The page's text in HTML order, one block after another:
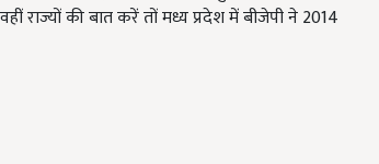
राज्यों की बात करें तों मध्य प्रदेश में बीजेपी ने 2014